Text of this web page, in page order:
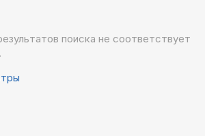
поиска не соответствует